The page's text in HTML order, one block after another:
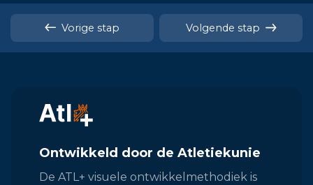
Vorige stap Volgende stap
Ontwikkeld door de Atletiekunie
De ATL+ visuele ontwikkelmethodiek is